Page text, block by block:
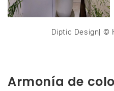
Diptic Design| ©
Armonía de